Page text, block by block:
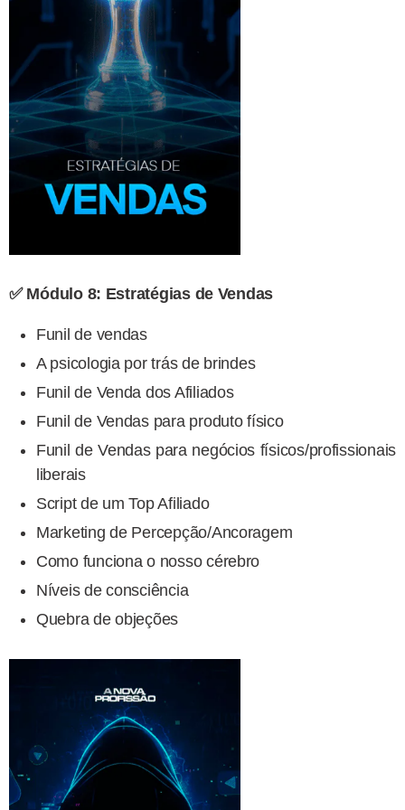
✅ Módulo 8: Estratégias de Vendas
Funil de vendas
A psicologia por trás de brindes
Funil de Venda dos Afiliados
Funil de Vendas para produto físico
Funil de Vendas para negócios físicos/profissionais
liberais
Script de um Top Afiliado
Marketing de Percepção/Ancoragem
Como funciona o nosso cérebro
Níveis de consciência
Quebra de objeções